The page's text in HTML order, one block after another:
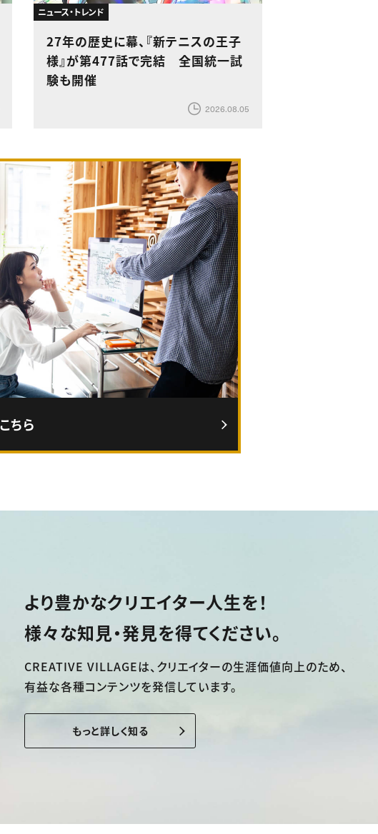
ニュース・トレンド
27年の歴史に幕、『新テニスの王子
様』が第477話で完結 全国統一試
験も開催
2026.08.05
ちら
より豊かなクリエイター人生を！
様々な知見・発見を得てください。
CREATIVE VILLAGEは、 クリエイターの生涯価値向上のため、
有益な各種コンテンツを発信しています。
もっと詳しく知る